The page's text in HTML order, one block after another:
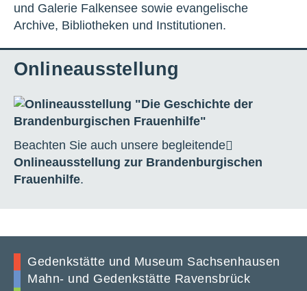
und Galerie Falkensee sowie evangelische
Archive, Bibliotheken und Institutionen.
Onlineausstellung
Beachten Sie auch unsere begleitende
Onlineausstellung zur Brandenburgischen
Frauenhilfe.
Gedenkstätte und Museum Sachsenhausen
Mahn- und Gedenkstätte Ravensbrück